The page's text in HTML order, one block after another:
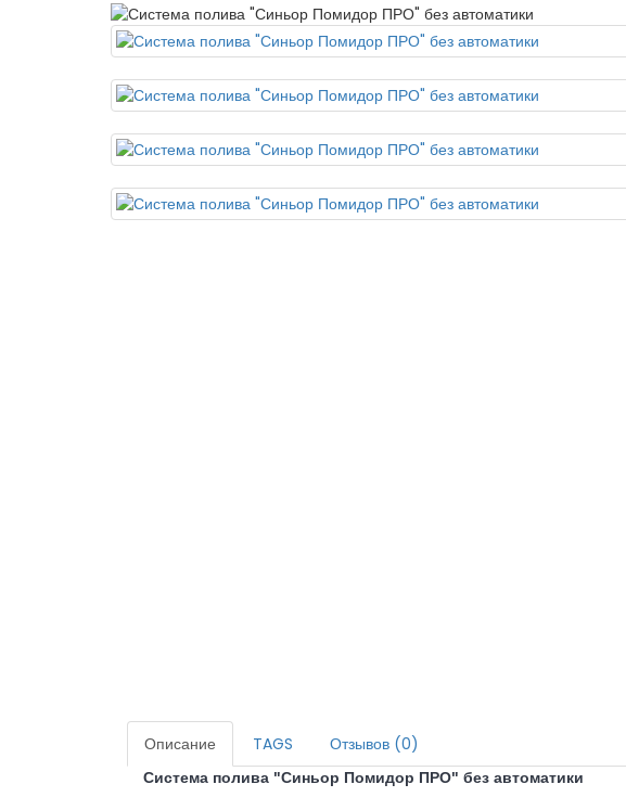
Описание TAGS Отзывов (0)
Система полива "Синьор Помидор ПРО" без автоматики